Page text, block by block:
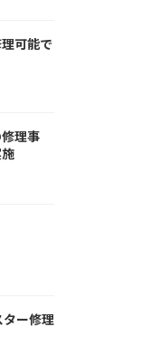
可能で
理事
ター修理